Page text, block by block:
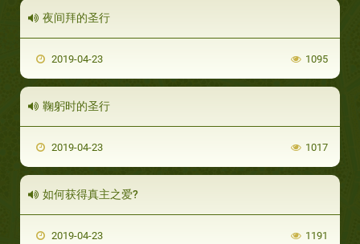
夜间拜的圣行
2019-04-23 1095
鞠躬时的圣行
2019-04-23 1017
如何获得真主之爱?
2019-04-23 1191